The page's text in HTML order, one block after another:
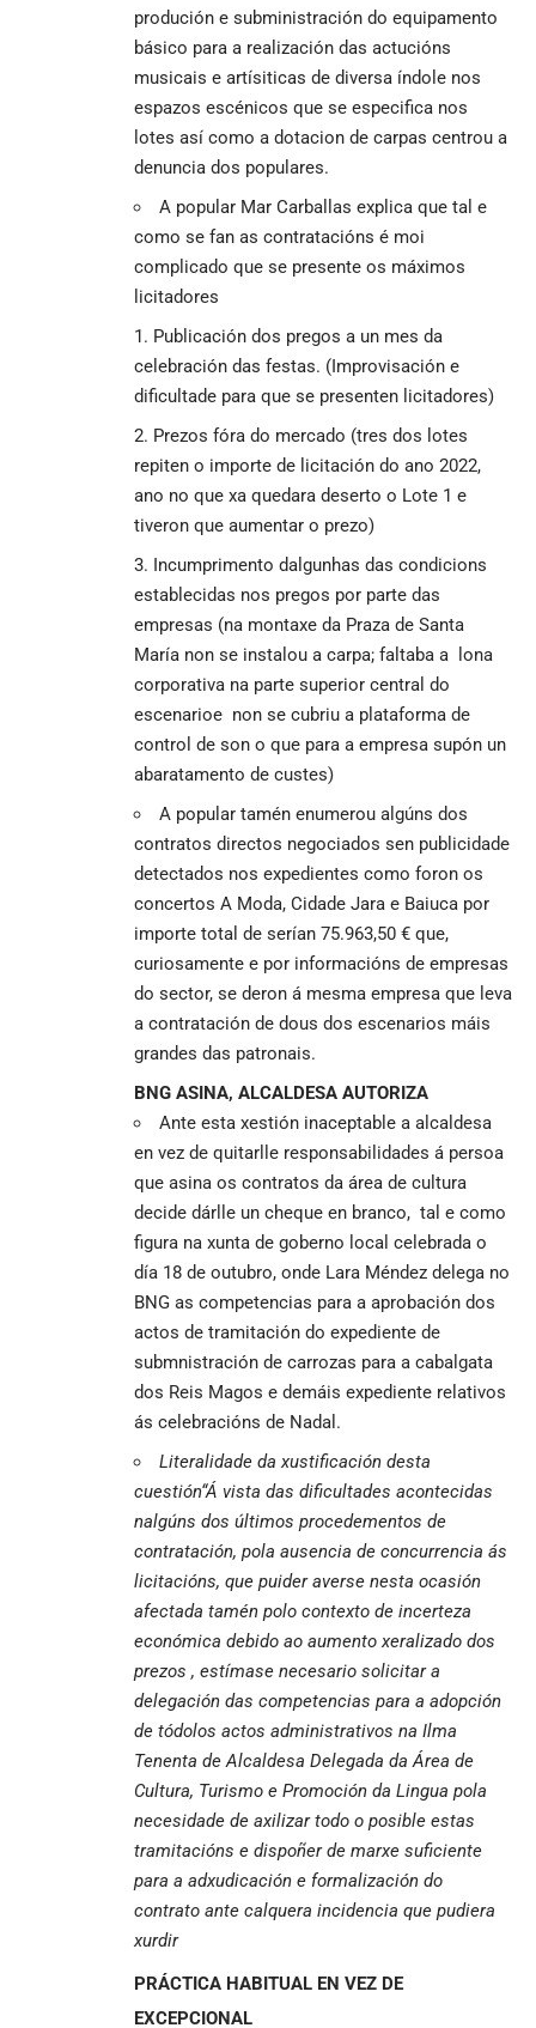
produción e subministración do equipamento
básico para a realización das actucións
musicais e artísiticas de diversa índole nos
espazos escénicos que se especifica nos
lotes así como a dotacion de carpas centrou a
denuncia dos populares.
A popular Mar Carballas explica que tal e
como se fan as contratacións é moi
complicado que se presente os máximos
licitadores
Publicación dos pregos a un mes da
celebración das festas. (Improvisación e
dificultade para que se presenten licitadores)
Prezos fóra do mercado (tres dos lotes
repiten o importe de licitación do ano 2022,
ano no que xa quedara deserto o Lote 1 e
tiveron que aumentar o prezo)
Incumprimento dalgunhas das condicions
establecidas nos pregos por parte das
empresas (na montaxe da Praza de Santa
María non se instalou a carpa; faltaba a lona
corporativa na parte superior central do
escenarioe non se cubriu a plataforma de
control de son o que para a empresa supón un
abaratamento de custes)
A popular tamén enumerou algúns dos
contratos directos negociados sen publicidade
detectados nos expedientes como foron os
concertos A Moda, Cidade Jara e Baiuca por
importe total de serían 75.963,50 € que,
curiosamente e por informacións de empresas
do sector, se deron á mesma empresa que leva
a contratación de dous dos escenarios máis
grandes das patronais.
BNG ASINA, ALCALDESA AUTORIZA
Ante esta xestión inaceptable a alcaldesa
en vez de quitarlle responsabilidades á persoa
que asina os contratos da área de cultura
decide dárlle un cheque en branco, tal e como
figura na xunta de goberno local celebrada o
día 18 de outubro, onde Lara Méndez delega no
BNG as competencias para a aprobación dos
actos de tramitación do expediente de
submnistración de carrozas para a cabalgata
dos Reis Magos e demáis expediente relativos
ás celebracións de Nadal.
Literalidade da xustificación desta
cuestión“Á vista das dificultades acontecidas
nalgúns dos últimos procedementos de
contratación, pola ausencia de concurrencia ás
licitacións, que puider averse nesta ocasión
afectada tamén polo contexto de incerteza
económica debido ao aumento xeralizado dos
prezos , estímase necesario solicitar a
delegación das competencias para a adopción
de tódolos actos administrativos na Ilma
Tenenta de Alcaldesa Delegada da Área de
Cultura, Turismo e Promoción da Lingua pola
necesidade de axilizar todo o posible estas
tramitacións e dispoñer de marxe suficiente
para a adxudicación e formalización do
contrato ante calquera incidencia que pudiera
xurdir
PRÁCTICA HABITUAL EN VEZ DE
EXCEPCIONAL